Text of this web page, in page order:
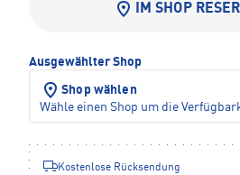
IM SHOP
Ausgewählter Shop
Shop wählen
Wähle einen Shop um die
Kostenlose Rücksendung